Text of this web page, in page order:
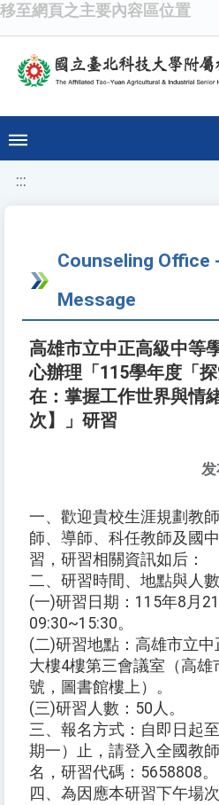
移至網頁之主要內容區位置
:::
Counseling Office
Message
高雄市立中正高級中等
心辦理「115學年度「
在：掌握工作世界與情
次】」研習
发
一、歡迎貴校生涯規劃教
師、導師、科任教師及國
習，研習相關資訊如后：
二、研習時間、地點與人數
(一)研習日期：115年8月
09:30~15:30。
(二)研習地點：高雄市立
大樓4樓第三會議室（高雄
號，圖書館樓上）。
(三)研習人數：50人。
三、報名方式：自即日起
期一）止，請登入全國教
名，研習代碼：5658808。
四、為因應本研習下午場